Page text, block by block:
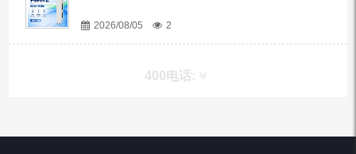
2026/08/05 2
400电话: